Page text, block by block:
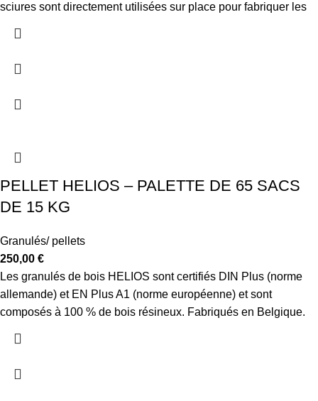
sciures sont directement utilisées sur place pour fabriquer les
PELLET HELIOS – PALETTE DE 65 SACS
DE 15 KG
Granulés/ pellets
250,00 €
Les granulés de bois HELIOS sont certifiés DIN Plus (norme
allemande) et EN Plus A1 (norme européenne) et sont
composés à 100 % de bois résineux. Fabriqués en Belgique.